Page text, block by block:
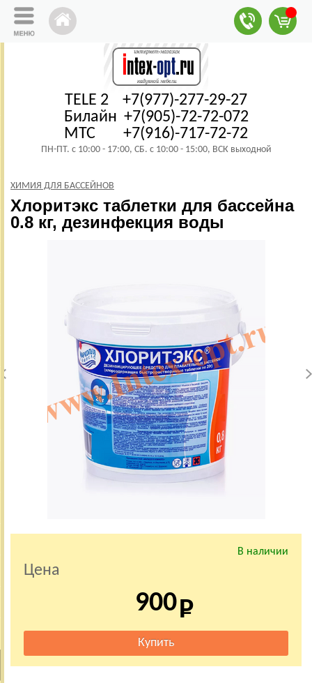
TELE 2 +7(977)-277-29-27
Билайн +7(905)-72-72-072
МТС +7(916)-717-72-72
ПН-ПТ. с 10:00 - 17:00, СБ. с 10:00 - 15:00, ВСК выходной
ХИМИЯ ДЛЯ БАССЕЙНОВ
Хлоритэкс таблетки для бассейна
0.8 кг, дезинфекция воды
В наличии
Цена
900